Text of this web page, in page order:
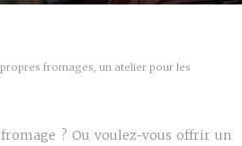
fromages, un atelier pour les
? Ou voulez-vous offrir un